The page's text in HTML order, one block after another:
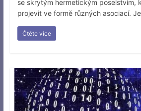
se skrytým hermetickým poselstvím,
projevit ve formě různých asociací. Je
Čtěte více